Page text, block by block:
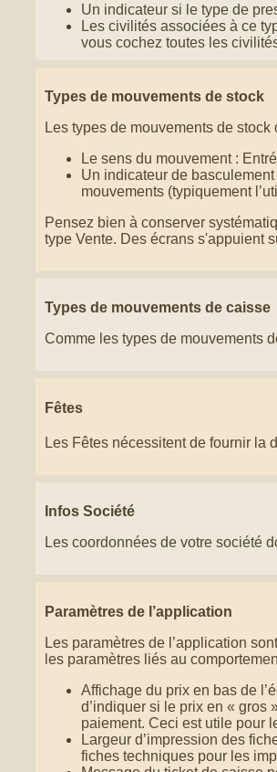
Un indicateur si le type de
Les civilités associées à ce
vous cochez toutes les
Types de mouvements de stock
Les types de mouvements de
Le sens du mouvement :
Un indicateur de
mouvements (typiquement
Pensez bien à conserver
type Vente. Des écrans s'appuient
Types de mouvements de caisse
Comme les types de mouvements
Fêtes
Les Fêtes nécessitent de fournir la
Infos Société
Les coordonnées de votre société
Paramètres de l’application
Les paramètres de l’application
les paramètres liés au
Affichage du prix en bas de
d’indiquer si le prix en « gros
paiement. Ceci est utile pour
Largeur d’impression des
fiches techniques pour les